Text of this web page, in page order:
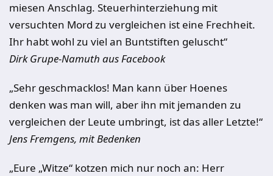
miesen Anschlag. Steuerhinterziehung mit
versuchten Mord zu vergleichen ist eine Frechheit.
Ihr habt wohl zu viel an Buntstiften geluscht“
Dirk Grupe-Namuth aus Facebook
„Sehr geschmacklos! Man kann über Hoenes
denken was man will, aber ihn mit jemanden zu
vergleichen der Leute umbringt, ist das aller Letzte!“
Jens Fremgens, mit Bedenken
„Eure „Witze“ kotzen mich nur noch an: Herr